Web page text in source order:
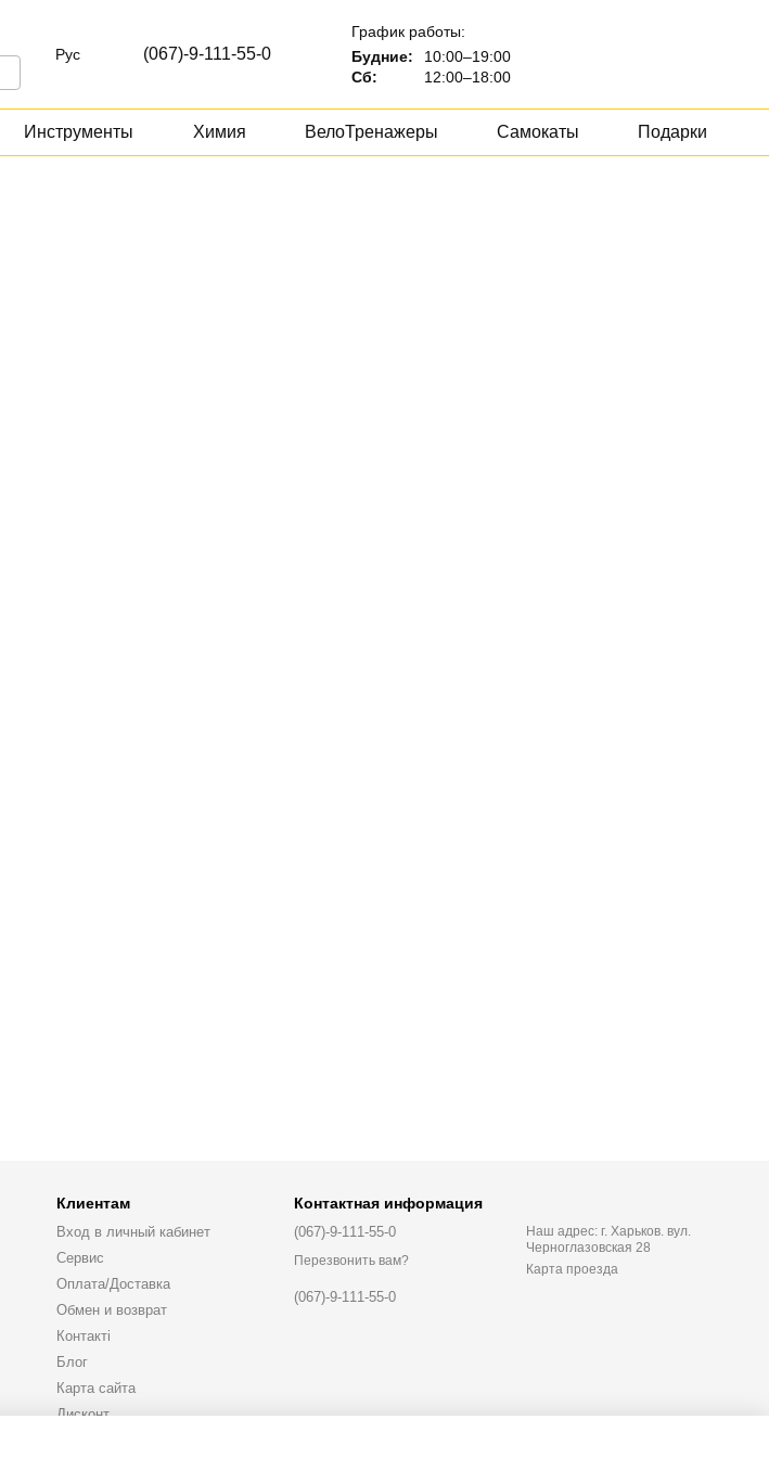
Рус (067)-9-111-55-0
График работы:
Будние:
10:00–19:00
Сб:
12:00–18:00
Инструменты Химия ВелоТренажеры Самокаты Подарки
Клиентам
Вход в личный кабинет
Сервис
Оплата/Доставка
Обмен и возврат
Контакті
Блог
Карта сайта
Дисконт
Контактная информация
(067)-9-111-55-0
Перезвонить вам?
(067)-9-111-55-0
Наш адрес: г. Харьков. вул.
Черноглазовская 28
Карта проезда